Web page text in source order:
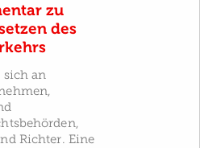
zu
des
sich an
Richter. Eine